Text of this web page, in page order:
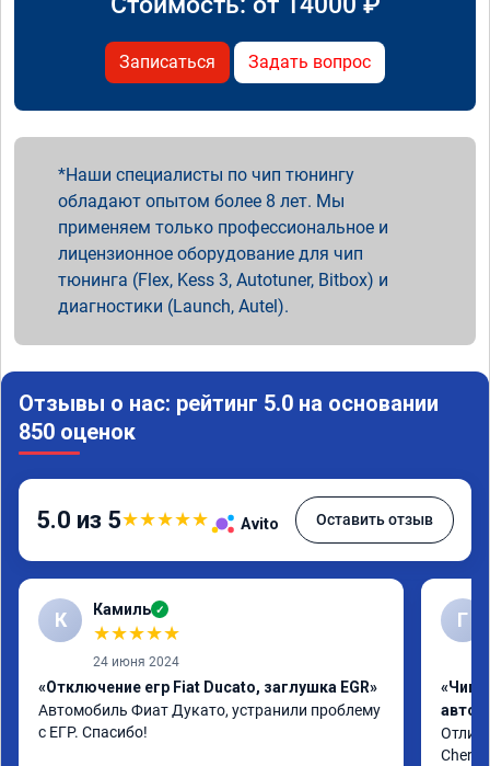
Записаться Задать вопрос
Наши специалисты по чип тюнингу
обладают опытом более 8 лет. Мы
применяем только профессиональное и
лицензионное оборудование для чип
тюнинга (Flex, Kess 3, Autotuner, Bitbox) и
диагностики (Launch, Autel).
Отзывы о нас: рейтинг 5.0 на основании
850 оценок
5.0 из 5★★★★★ Avito Оставить отзыв
К Камиль ✓
★★★★★
24 июня 2024
«Отключение егр Fiat Ducato, заглушка EGR»
Автомобиль Фиат Дукато, устранили проблему
с ЕГР. Спасибо!
Г
«Чип
Chery